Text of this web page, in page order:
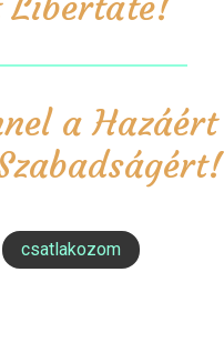
a Hazáért
csatlakozom